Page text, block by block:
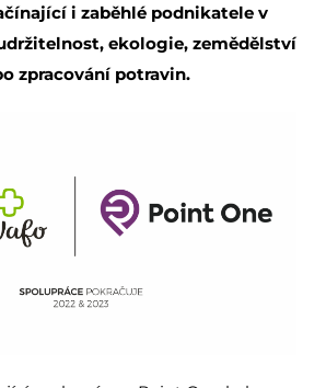
i zaběhlé podnikatele v
ekologie, zemědělství
zpracování potravin.